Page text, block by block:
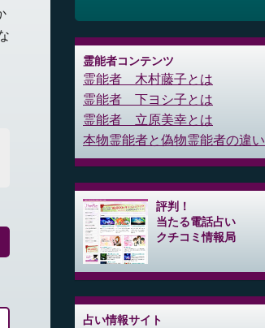
霊能者コンテンツ
霊能者 木村藤子とは
霊能者 下ヨシ子とは
霊能者 立原美幸とは
本物霊能者と偽物霊能者の違い
評判！
当たる電話占い
クチコミ情報局
占い情報サイト